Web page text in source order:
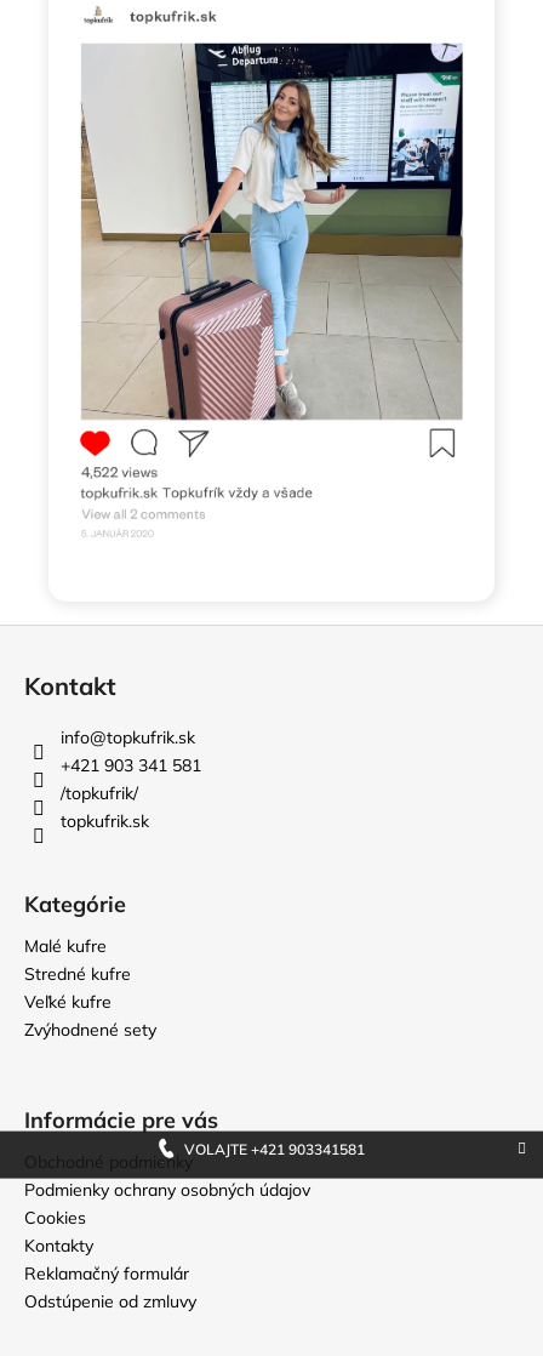
VOLAJTE +421 903341581
Kontakt
info@topkufrik.sk
+421 903 341 581
/topkufrik/
topkufrik.sk
Kategórie
Malé kufre
Stredné kufre
Veľké kufre
Zvýhodnené sety
Informácie pre vás
Obchodné podmienky
Podmienky ochrany osobných údajov
Cookies
Kontakty
Reklamačný formulár
Odstúpenie od zmluvy